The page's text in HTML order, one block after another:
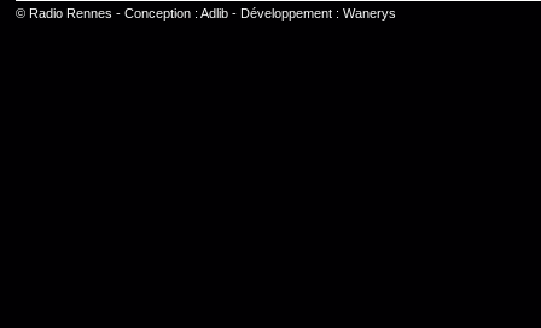
© Radio Rennes - Conception : Adlib- Développement : Wanerys